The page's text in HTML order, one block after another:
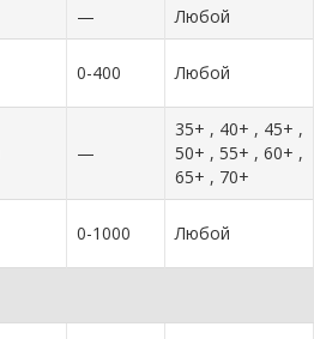
— Любой
0-400 Любой
—
35+ , 40+ , 45+ ,
50+ , 55+ , 60+ ,
65+ , 70+
0-1000 Любой